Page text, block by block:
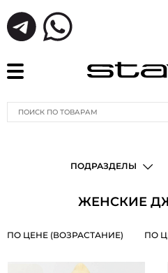
ПОДРАЗДЕЛЫ
ЖЕНСКИЕ
ПО ЦЕНЕ (ВОЗРАСТАНИЕ) ПО